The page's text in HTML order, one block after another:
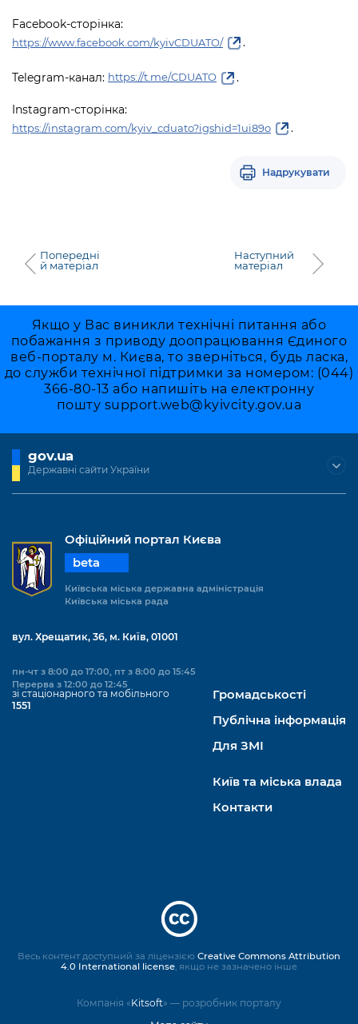
Facebook-сторінка:
https://www.facebook.com/kyivCDUATO/ .
Telegram-канал: https://t.me/CDUATO .
Instagram-сторінка:
https://instagram.com/kyiv_cduato?igshid=1ui89o .
Надрукувати
Попередні
й матеріал
Наступний
матеріал
Якщо у Вас виникли технічні питання або
побажання з приводу доопрацювання Єдиного
веб-порталу м. Києва, то зверніться, будь ласка,
до служби технічної підтримки за номером: (044)
366-80-13 або напишіть на електронну
пошту support.web@kyivcity.gov.ua
gov.ua
Державні сайти України
Офіційний портал Києва
beta
Київська міська державна адміністрація
Київська міська рада
вул. Хрещатик, 36, м. Київ, 01001
пн-чт з 8:00 до 17:00, пт з 8:00 до 15:45
Перерва з 12:00 до 12:45
зі стаціонарного та мобільного
1551
Громадськості
Публічна інформація
Для ЗМІ
Київ та міська влада
Контакти
Компанія «Kitsoft» — розробник порталу
Весь контент доступний за ліцензією Creative Commons Attribution
4.0 International license , якщо не зазначено інше